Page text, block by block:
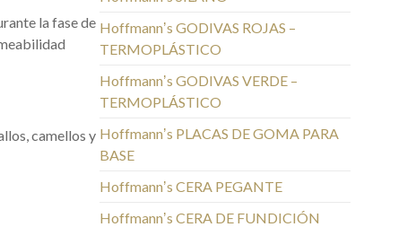
la fase de
camellos y
Hoffmannʼs GODIVAS ROJAS –
TERMOPLÁSTICO
Hoffmannʼs GODIVAS VERDE –
TERMOPLÁSTICO
Hoffmannʼs PLACAS DE GOMA PARA
BASE
Hoffmannʼs CERA PEGANTE
Hoffmannʼs CERA DE FUNDICIÓN